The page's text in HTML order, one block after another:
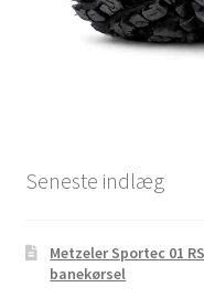
Seneste indlæg
Metzeler Sportec 01
banekørsel